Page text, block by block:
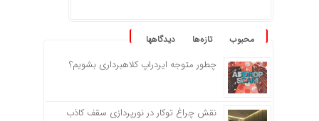
محبوب تازه‌ها دیدگاهها
چطور متوجه ایردراپ کلاهبرداری بشویم؟
نقش چراغ توکار در نورپردازی سقف کاذب